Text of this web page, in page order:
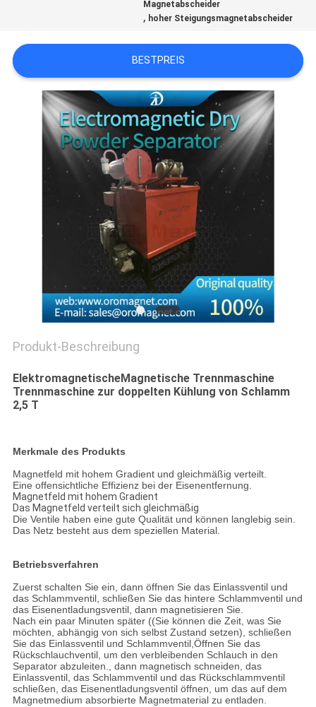
FÄLLE
SITEMAP
PRIVACY
POLICY
Magnetabscheider
, hoher Steigungsmagnetabscheider
BESTPREIS
Produkt-Beschreibung
ElektromagnetischeMagnetische Trennmaschine
Trennmaschine zur doppelten Kühlung von Schlamm
2,5 T
Merkmale des Produkts
Magnetfeld mit hohem Gradient und gleichmäßig verteilt.
Eine offensichtliche Effizienz bei der Eisenentfernung.
Magnetfeld mit hohem Gradient
Das Magnetfeld verteilt sich gleichmäßig
Die Ventile haben eine gute Qualität und können langlebig sein.
Das Netz besteht aus dem speziellen Material.
Betriebsverfahren
Zuerst schalten Sie ein, dann öffnen Sie das Einlassventil und
das Schlammventil, schließen Sie das hintere Schlammventil und
das Eisenentladungsventil, dann magnetisieren Sie.
Nach ein paar Minuten später ((Sie können die Zeit, was Sie
möchten, abhängig von sich selbst Zustand setzen), schließen
Sie das Einlassventil und Schlammventil,Öffnen Sie das
Rückschlauchventil, um den verbleibenden Schlauch in den
Separator abzuleiten., dann magnetisch schneiden, das
Einlassventil, das Schlammventil und das Rückschlammventil
schließen, das Eisenentladungsventil öffnen, um das auf dem
Magnetmedium absorbierte Magnetmaterial zu entladen.